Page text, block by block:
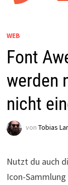
WEB
Font
werden
nicht
von Tobias
Nutzt du auch
Icon-